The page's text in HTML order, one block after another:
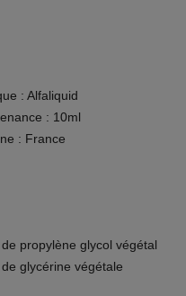
: Alfaliquid
: 10ml
: France
de propylène glycol végétal
de glycérine végétale